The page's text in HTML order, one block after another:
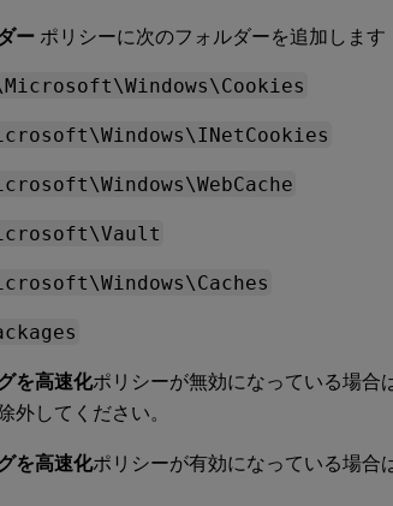
ー ポリシーに次のフォルダーを追加します
を高速化ポリシーが無効になっている場合
外してください。
を高速化ポリシーが有効になっている場合